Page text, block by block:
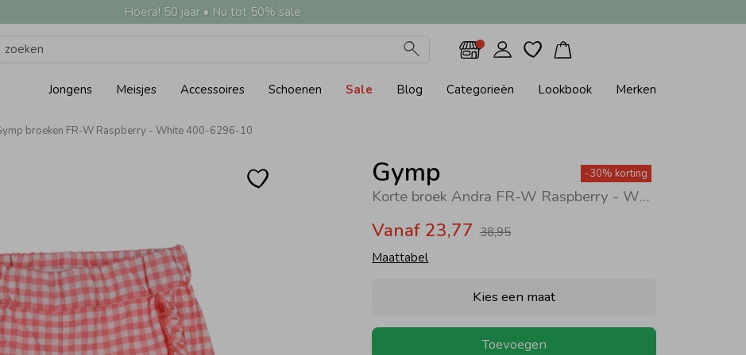
Hoera! 50 jaar • Nu tot 50% sale
Jongens Meisjes Accessoires Schoenen Sale Blog Categorieën Lookbook Merken
broeken FR-W Raspberry - White 400-6296-10
Gymp
Korte broek Andra FR-W Raspberry - White
-30% korting
Vanaf 23,77 38,95
Maattabel
Kies een maat
Toevoegen